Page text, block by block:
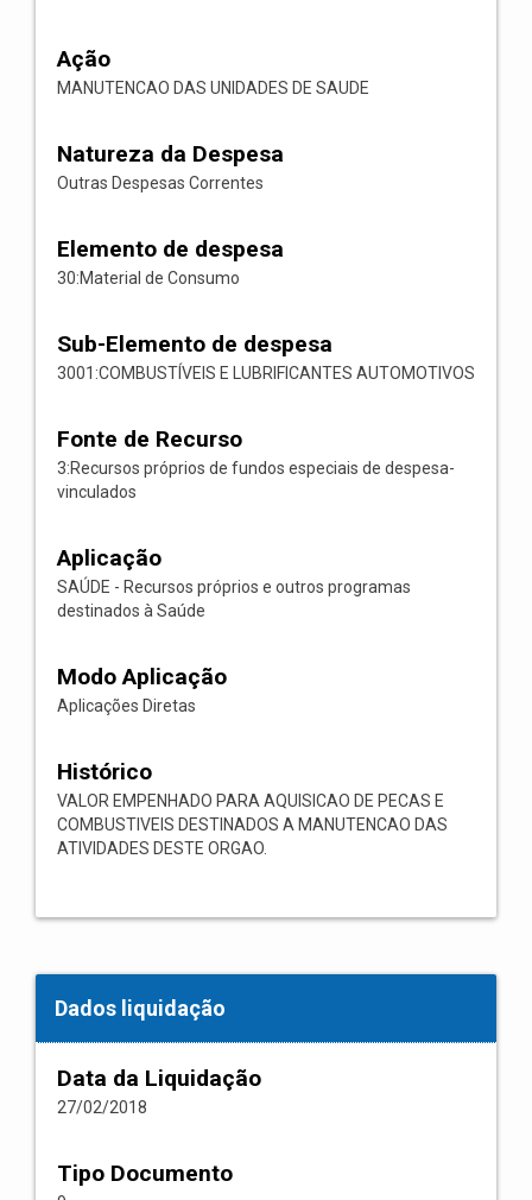
Ação
MANUTENCAO DAS UNIDADES DE SAUDE
Natureza da Despesa
Outras Despesas Correntes
Elemento de despesa
30:Material de Consumo
Sub-Elemento de despesa
3001:COMBUSTÍVEIS E LUBRIFICANTES AUTOMOTIVOS
Fonte de Recurso
3:Recursos próprios de fundos especiais de despesa-
vinculados
Aplicação
SAÚDE - Recursos próprios e outros programas
destinados à Saúde
Modo Aplicação
Aplicações Diretas
Histórico
VALOR EMPENHADO PARA AQUISICAO DE PECAS E
COMBUSTIVEIS DESTINADOS A MANUTENCAO DAS
ATIVIDADES DESTE ORGAO.
Dados liquidação
Data da Liquidação
27/02/2018
Tipo Documento